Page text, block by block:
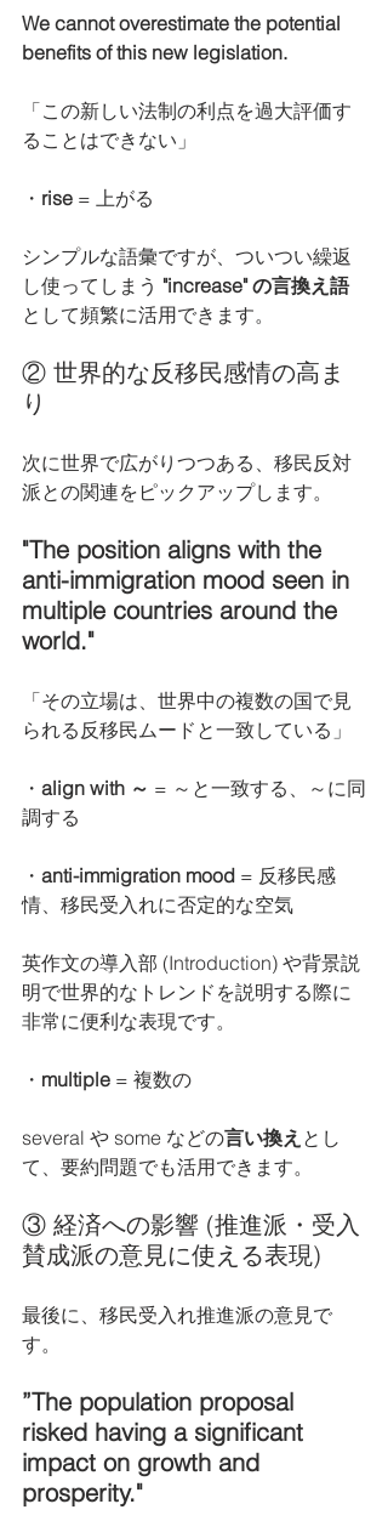
We cannot overestimate the potential
benefits of this new legislation.
「この新しい法制の利点を過大評価す
ることはできない」
・ rise = 上がる
シンプルな語彙ですが、ついつい繰返
し使ってしまう "increase" の言換え語
として頻繁に活用できます。
② 世界的な反移民感情の高ま
り
次に世界で広がりつつある、移民反対
派との関連をピックアップします。
"The position aligns with the
anti-immigration mood seen in
multiple countries around the
world."
「その立場は、世界中の複数の国で見
られる反移民ムードと一致している」
・ align with ～ = ～と一致する、～に同
調する
・ anti-immigration mood = 反移民感
情、移民受入れに否定的な空気
英作文の導入部 (Introduction) や背景説
明で世界的なトレンドを説明する際に
非常に便利な表現です。
・ multiple = 複数の
several や some などの言い換え とし
て、要約問題でも活用できます。
③ 経済への影響 (推進派・受入
賛成派の意見に使える表現)
最後に、移民受入れ推進派の意見で
す。
”The population proposal
risked having a significant
impact on growth and
prosperity."